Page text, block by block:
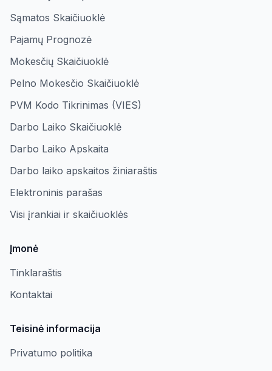
Sąmatos Skaičiuoklė
Pajamų Prognozė
Mokesčių Skaičiuoklė
Pelno Mokesčio Skaičiuoklė
PVM Kodo Tikrinimas (VIES)
Darbo Laiko Skaičiuoklė
Darbo Laiko Apskaita
Darbo laiko apskaitos žiniaraštis
Elektroninis parašas
Visi įrankiai ir skaičiuoklės
Įmonė
Tinklaraštis
Kontaktai
Teisinė informacija
Privatumo politika